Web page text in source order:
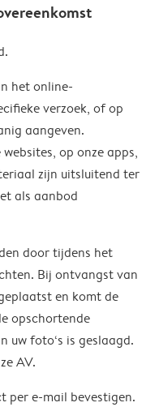
het online-
verzoek, of op
aangeven.
op onze apps,
zijn uitsluitend ter
als aanbod
door tijdens het
Bij ontvangst van
en komt de
opschortende
uw foto‘s is geslaagd.
AV.
per e-mail bevestigen.